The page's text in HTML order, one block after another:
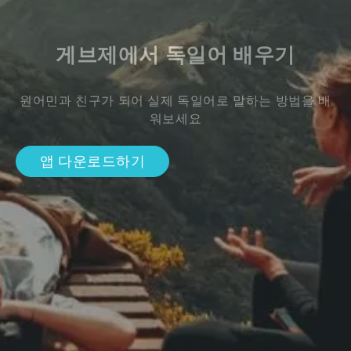
게브제에서 독일어 배우기
원어민과 친구가 되어 실제 독일어로 말하는 방법을 배
워보세요
앱 다운로드하기